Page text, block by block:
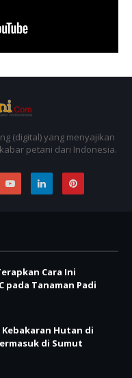
(digital) yang menyajikan
petani dari Indonesia.
Cara Ini
pada Tanaman Padi
Hutan di
di Sumut